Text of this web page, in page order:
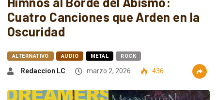
Cuatro Canciones que Arden en la
Oscuridad
ALTERNATIVO AUDIO METAL ROCK
Redaccion LC marzo 2, 2026 436